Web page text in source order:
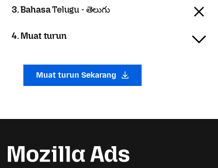
3. BahasaTelugu - తెలుగు
4. Muat turun
Muat turun Sekarang